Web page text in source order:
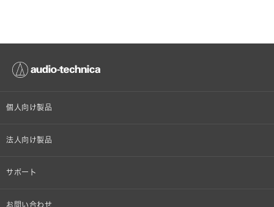
個人向け製品
オンラインストア限定
法人向け製品
設備音響機器
サポート
個人向け製品サポート
お問い合わせ